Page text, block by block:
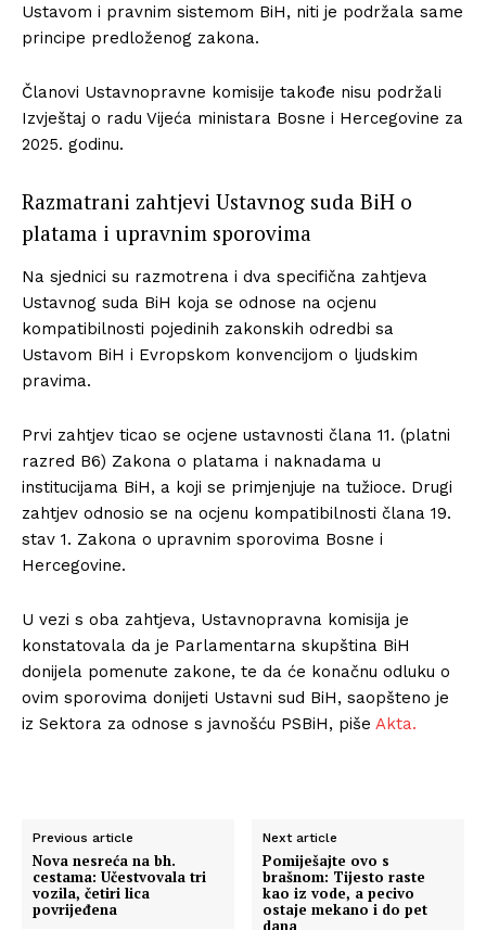
Ustavom i pravnim sistemom BiH, niti je podržala same
principe predloženog zakona.
Članovi Ustavnopravne komisije takođe nisu podržali
Izvještaj o radu Vijeća ministara Bosne i Hercegovine za
2025. godinu.
Razmatrani zahtjevi Ustavnog suda BiH o
platama i upravnim sporovima
Na sjednici su razmotrena i dva specifična zahtjeva
Ustavnog suda BiH koja se odnose na ocjenu
kompatibilnosti pojedinih zakonskih odredbi sa
Ustavom BiH i Evropskom konvencijom o ljudskim
pravima.
Prvi zahtjev ticao se ocjene ustavnosti člana 11. (platni
razred B6) Zakona o platama i naknadama u
institucijama BiH, a koji se primjenjuje na tužioce. Drugi
zahtjev odnosio se na ocjenu kompatibilnosti člana 19.
stav 1. Zakona o upravnim sporovima Bosne i
Hercegovine.
U vezi s oba zahtjeva, Ustavnopravna komisija je
konstatovala da je Parlamentarna skupština BiH
donijela pomenute zakone, te da će konačnu odluku o
ovim sporovima donijeti Ustavni sud BiH, saopšteno je
iz Sektora za odnose s javnošću PSBiH, piše Akta.
Previous article
Nova nesreća na bh.
cestama: Učestvovala tri
vozila, četiri lica
povrijeđena
Next article
Pomiješajte ovo s
brašnom: Tijesto raste
kao iz vode, a pecivo
ostaje mekano i do pet
dana